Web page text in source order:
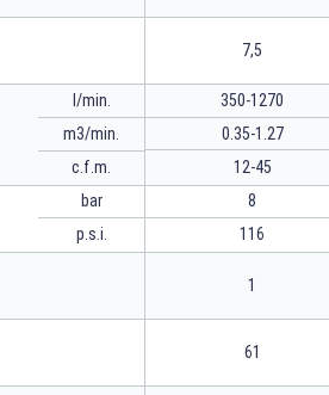
7,5
l/min.
m3/min.
c.f.m.
350-1270
0.35-1.27
12-45
bar
p.s.i.
8
116
1
61